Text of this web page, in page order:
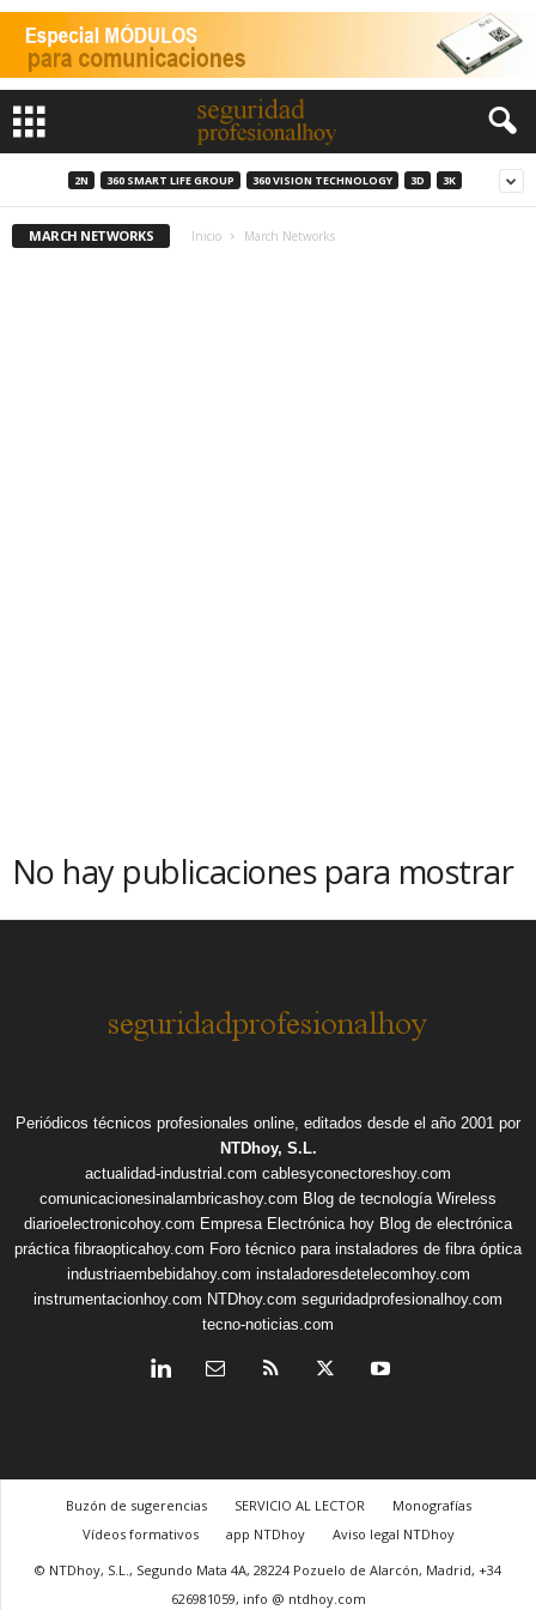
2N 360 SMART LIFE GROUP 360 VISION TECHNOLOGY 3D 3K
MARCH NETWORKS Inicio March Networks
No hay publicaciones para mostrar
Periódicos técnicos profesionales online, editados desde el año 2001 por
NTDhoy, S.L.
actualidad-industrial.com cablesyconectoreshoy.com
comunicacionesinalambricashoy.com Blog de tecnología Wireless
diarioelectronicohoy.com Empresa Electrónica hoy Blog de electrónica
práctica fibraopticahoy.com Foro técnico para instaladores de fibra óptica
industriaembebidahoy.com instaladoresdetelecomhoy.com
instrumentacionhoy.com NTDhoy.com seguridadprofesionalhoy.com
tecno-noticias.com
Buzón de sugerencias SERVICIO AL LECTOR
Monografías
Vídeos formativos
app NTDhoy
Aviso legal NTDhoy
© NTDhoy, S.L., Segundo Mata 4A, 28224 Pozuelo de Alarcón, Madrid, +34
626981059, info @ ntdhoy.com